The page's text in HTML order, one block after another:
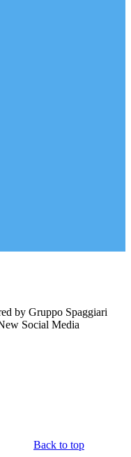
by Gruppo Spaggiari
Social Media
Back to top